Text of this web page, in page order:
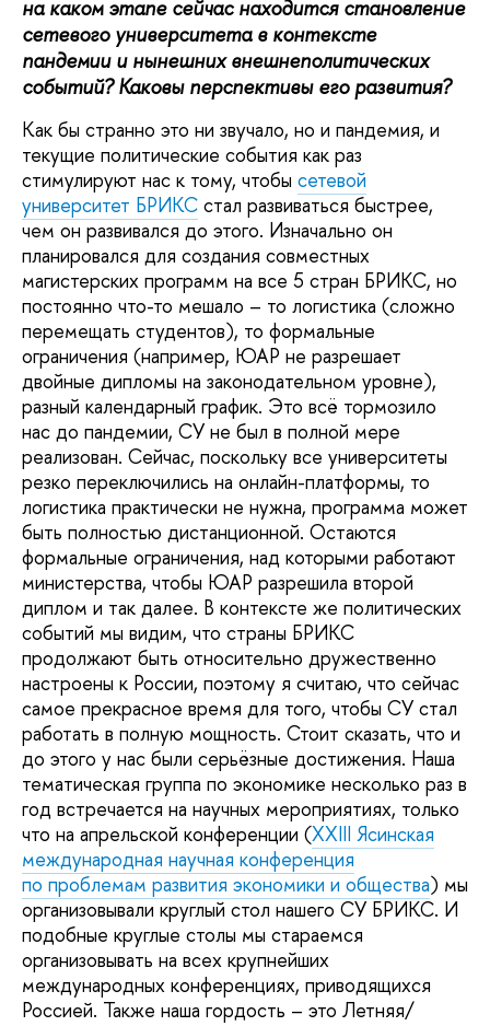
на каком этапе сейчас находится становление
сетевого университета в контексте
пандемии и нынешних внешнеполитических
событий? Каковы перспективы его развития?
Как бы странно это ни звучало, но и пандемия, и
текущие политические события как раз
стимулируют нас к тому, чтобы сетевой
университет БРИКС стал развиваться быстрее,
чем он развивался до этого. Изначально он
планировался для создания совместных
магистерских программ на все 5 стран БРИКС, но
постоянно что-то мешало – то логистика (сложно
перемещать студентов), то формальные
ограничения (например, ЮАР не разрешает
двойные дипломы на законодательном уровне),
разный календарный график. Это всё тормозило
нас до пандемии, СУ не был в полной мере
реализован. Сейчас, поскольку все университеты
резко переключились на онлайн-платформы, то
логистика практически не нужна, программа может
быть полностью дистанционной. Остаются
формальные ограничения, над которыми работают
министерства, чтобы ЮАР разрешила второй
диплом и так далее. В контексте же политических
событий мы видим, что страны БРИКС
продолжают быть относительно дружественно
настроены к России, поэтому я считаю, что сейчас
самое прекрасное время для того, чтобы СУ стал
работать в полную мощность. Стоит сказать, что и
до этого у нас были серьёзные достижения. Наша
тематическая группа по экономике несколько раз в
год встречается на научных мероприятиях, только
что на апрельской конференции (XXIII Ясинская
международная научная конференция
по проблемам развития экономики и общества) мы
организовывали круглый стол нашего СУ БРИКС. И
подобные круглые столы мы стараемся
организовывать на всех крупнейших
международных конференциях, приводящихся
Россией. Также наша гордость – это Летняя/